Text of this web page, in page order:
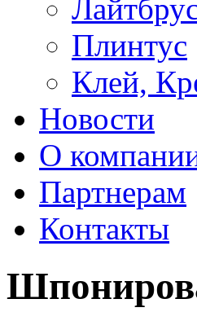
Плинтус
Клей,
Новости
О
Партнерам
Контакты